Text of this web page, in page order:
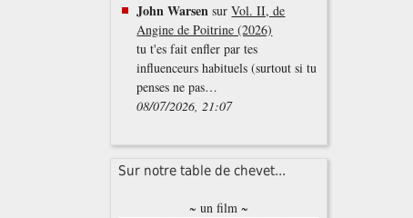
John Warsen surVol. II, de
Angine de Poitrine (2026)
tu t'es fait enfler par tes
influenceurs habituels (surtout si tu
penses ne pas…
08/07/2026, 21:07
Sur notre table de chevet...
~ un film ~